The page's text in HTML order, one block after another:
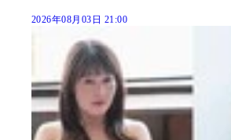
2026年08月03日 21:00